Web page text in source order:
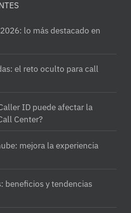
lo más destacado en
el reto oculto para call
ID puede afectar la
Center?
mejora la experiencia
beneficios y tendencias